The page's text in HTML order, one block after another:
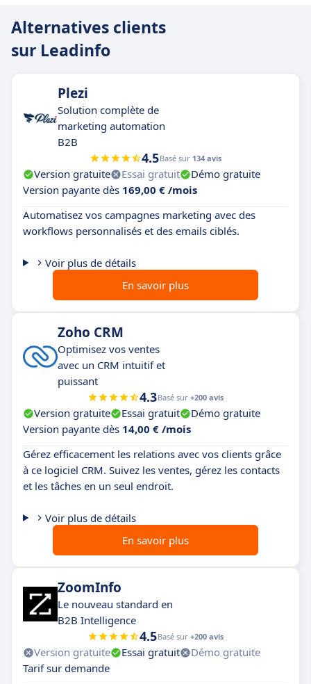
Alternatives clients
sur Leadinfo
Plezi
Solution complète de
marketing automation
B2B
4.5Basé sur 134 avis
Version gratuite Essai gratuit
Démo gratuite
Version payante dès 169,00 € /mois
Automatisez vos campagnes marketing avec des
workflows personnalisés et des emails ciblés.
Voir plus de détails
En savoir plus
Zoho CRM
Optimisez vos ventes
avec un CRM intuitif et
puissant
4.3Basé sur +200 avis
Version gratuite Essai gratuit
Démo gratuite
Version payante dès 14,00 € /mois
Gérez efficacement les relations avec vos clients grâce
à ce logiciel CRM. Suivez les ventes, gérez les contacts
et les tâches en un seul endroit.
Voir plus de détails
En savoir plus
ZoomInfo
Le nouveau standard en
B2B Intelligence
4.5Basé sur +200 avis
Version gratuite Essai gratuit
Démo gratuite
Tarif sur demande